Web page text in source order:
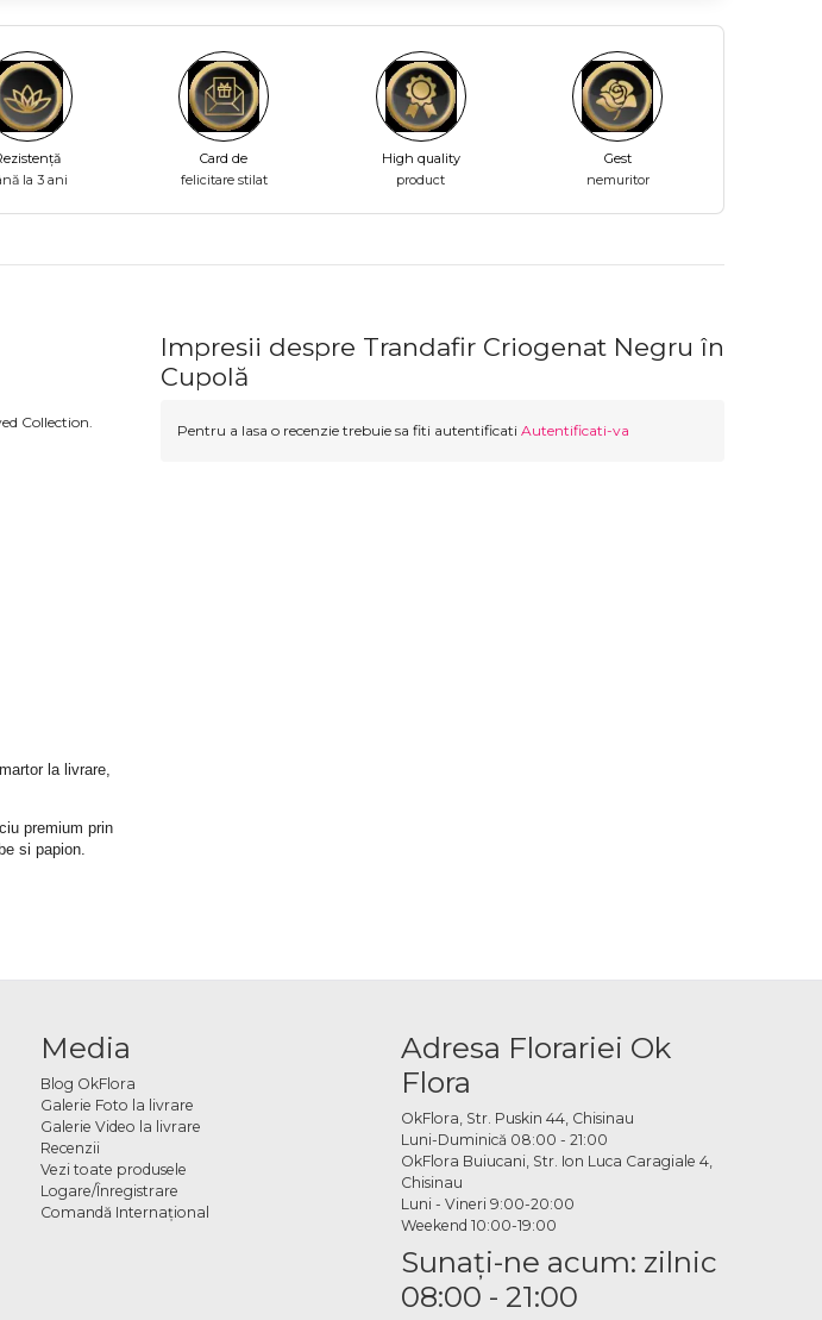
la 3 ani
Card de
felicitare stilat
High quality
product
Gest
nemuritor
Collection.
la livrare,
premium prin
si papion.
Impresii despre Trandafir Criogenat Negru în
Cupolă
Pentru a lasa o recenzie trebuie sa fiti autentificati Autentificati-va
Media
Blog OkFlora
Galerie Foto la livrare
Galerie Video la livrare
Recenzii
Vezi toate produsele
Logare/Înregistrare
Comandă Internațional
Adresa Florariei Ok
Flora
OkFlora, Str. Puskin 44, Chisinau
Luni-Duminică 08:00 - 21:00
OkFlora Buiucani, Str. Ion Luca Caragiale 4,
Chisinau
Luni - Vineri 9:00-20:00
Weekend 10:00-19:00
Sunaţi-ne acum: zilnic
08:00 - 21:00